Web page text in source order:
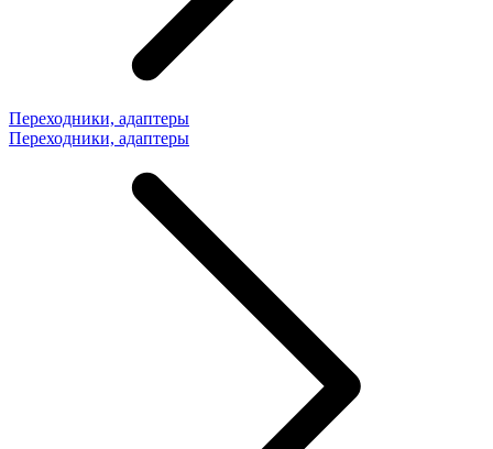
Переходники, адаптеры
Переходники, адаптеры